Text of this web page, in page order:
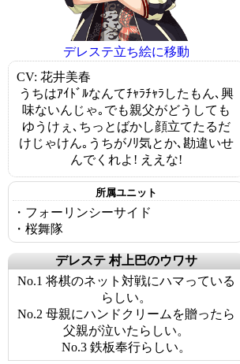
デレステ立ち絵に移動
CV: 花井美春
うちはｱｲﾄﾞﾙなんてﾁｬﾗﾁｬﾗしたもん､興
味ないんじゃ｡でも親父がどうしても
ゆうけぇ､ちっとばかし顔立てたるだ
けじゃけん｡うちがﾉﾘ気とか､勘違いせ
んでくれよ! ええな!
所属ユニット
・フォーリンシーサイド
・桜舞隊
デレステ 村上巴のウワサ
No.1 将棋のネット対戦にハマっている
らしい。
No.2 母親にハンドクリームを贈ったら
父親が泣いたらしい。
No.3 鉄板奉行らしい。